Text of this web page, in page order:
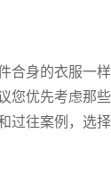
合身的衣服一
您优先考虑那
过往案例，选